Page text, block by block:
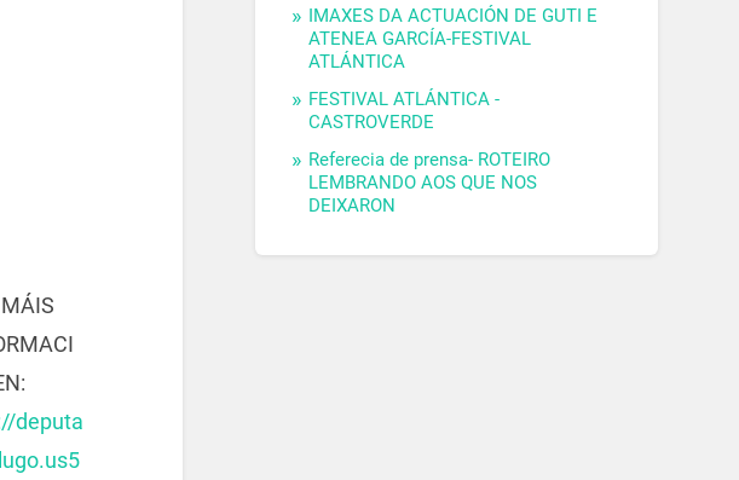
deputa
IMAXES DA ACTUACIÓN DE GUTI E
ATENEA GARCÍA-FESTIVAL
ATLÁNTICA
FESTIVAL ATLÁNTICA -
CASTROVERDE
Referecia de prensa- ROTEIRO
LEMBRANDO AOS QUE NOS
DEIXARON